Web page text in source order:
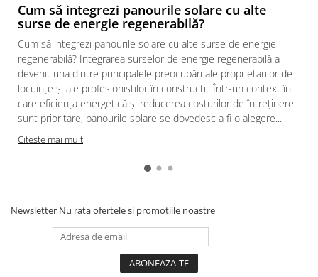
Aparate de control si semnalizare
Armaturi
Fitinguri prindere rapida
Hidranti exteriori
Hidranti interiori
Sprinklere
Cum să integrezi panourile solare cu alte
surse de energie regenerabilă?
Cum să integrezi panourile solare cu alte surse de energie
regenerabilă? Integrarea surselor de energie regenerabilă a
devenit una dintre principalele preocupări ale proprietarilor de
locuințe și ale profesioniștilor în construcții. Într-un context în
care eficiența energetică și reducerea costurilor de întreținere
sunt prioritare, panourile solare se dovedesc a fi o alegere...
Citeste mai mult
Newsletter Nu rata ofertele si promotiile noastre